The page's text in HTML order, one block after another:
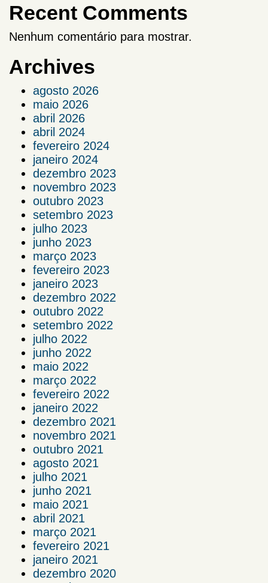
Recent Comments
Nenhum comentário para mostrar.
Archives
agosto 2026
maio 2026
abril 2026
abril 2024
fevereiro 2024
janeiro 2024
dezembro 2023
novembro 2023
outubro 2023
setembro 2023
julho 2023
junho 2023
março 2023
fevereiro 2023
janeiro 2023
dezembro 2022
outubro 2022
setembro 2022
julho 2022
junho 2022
maio 2022
março 2022
fevereiro 2022
janeiro 2022
dezembro 2021
novembro 2021
outubro 2021
agosto 2021
julho 2021
junho 2021
maio 2021
abril 2021
março 2021
fevereiro 2021
janeiro 2021
dezembro 2020